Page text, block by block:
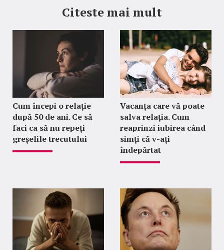
Citeste mai mult
Cum începi o relație
după 50 de ani. Ce să
faci ca să nu repeți
greșelile trecutului
Vacanța care vă poate
salva relația. Cum
reaprinzi iubirea când
simți că v-ați
îndepărtat